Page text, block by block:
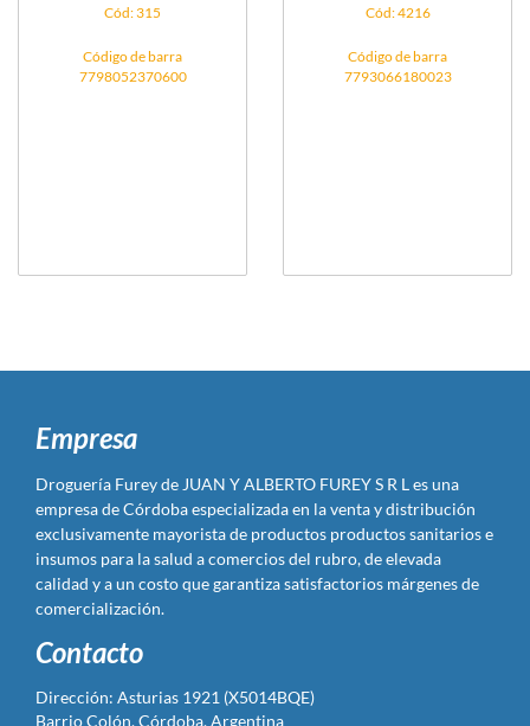
Cód: 315
Código de barra
7798052370600
Cód: 4216
Código de barra
7793066180023
Empresa
Droguería Furey de JUAN Y ALBERTO FUREY S R L es una
empresa de Córdoba especializada en la venta y distribución
exclusivamente mayorista de productos productos sanitarios e
insumos para la salud a comercios del rubro, de elevada
calidad y a un costo que garantiza satisfactorios márgenes de
comercialización.
Contacto
Dirección: Asturias 1921 (X5014BQE)
Barrio Colón, Córdoba, Argentina